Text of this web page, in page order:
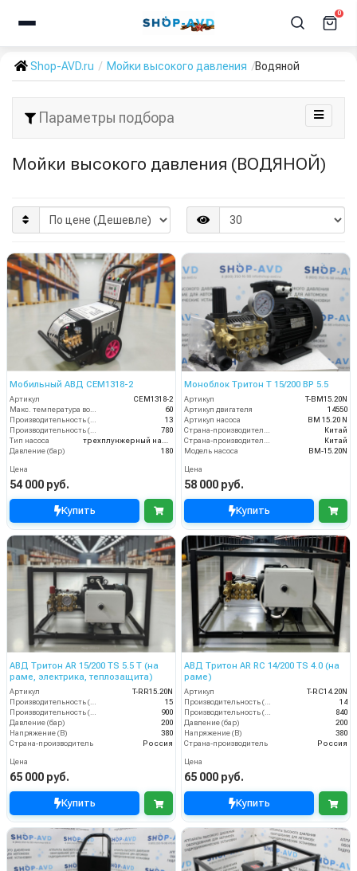
0
Shop-AVD.ru Мойки высокого давления Водяной
Параметры подбора
Мойки высокого давления (ВОДЯНОЙ)
Мобильный АВД CEM1318-2
Артикул
CEM1318-2
60
13
780
Тип насоса
Давление (бар)
180
Цена
54 000 руб.
Купить
Моноблок Тритон T 15/200 BP 5.5
Артикул
T-BM15.20N
Артикул двигателя
14550
Артикул насоса
BM 15.20 N
Китай
Китай
Модель насоса
BM-15.20N
Цена
58 000 руб.
Купить
АВД Тритон AR 15/200 TS 5.5 T (на
раме, электрика, теплозащита)
Артикул
T-RR15.20N
Производительность (л/мин)
15
Производительность (л/ч)
900
Давление (бар)
200
Напряжение (В)
380
Страна-производитель
Россия
Цена
65 000 руб.
Купить
АВД Тритон AR RC 14/200 TS 4.0 (на
раме)
Артикул
T-RС14.20N
Производительность (л/мин)
14
Производительность (л/ч)
840
Давление (бар)
200
Напряжение (В)
380
Страна-производитель
Россия
Цена
65 000 руб.
Купить